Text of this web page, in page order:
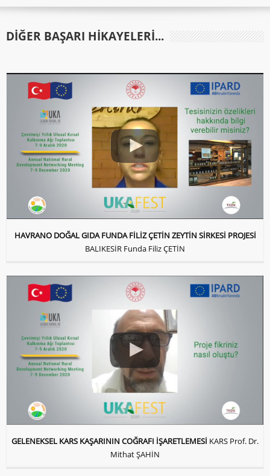
DIĞER BAŞARI HIKAYELERI...
HAVRANO DOĞAL GIDA FUNDA FİLİZ ÇETİN ZEYTİN SİRKESİ PROJESİ
BALIKESİR Funda Filiz ÇETİN
GELENEKSEL KARS KAŞARININ COĞRAFI İŞARETLEMESİ KARS Prof. Dr.
Mithat ŞAHİN